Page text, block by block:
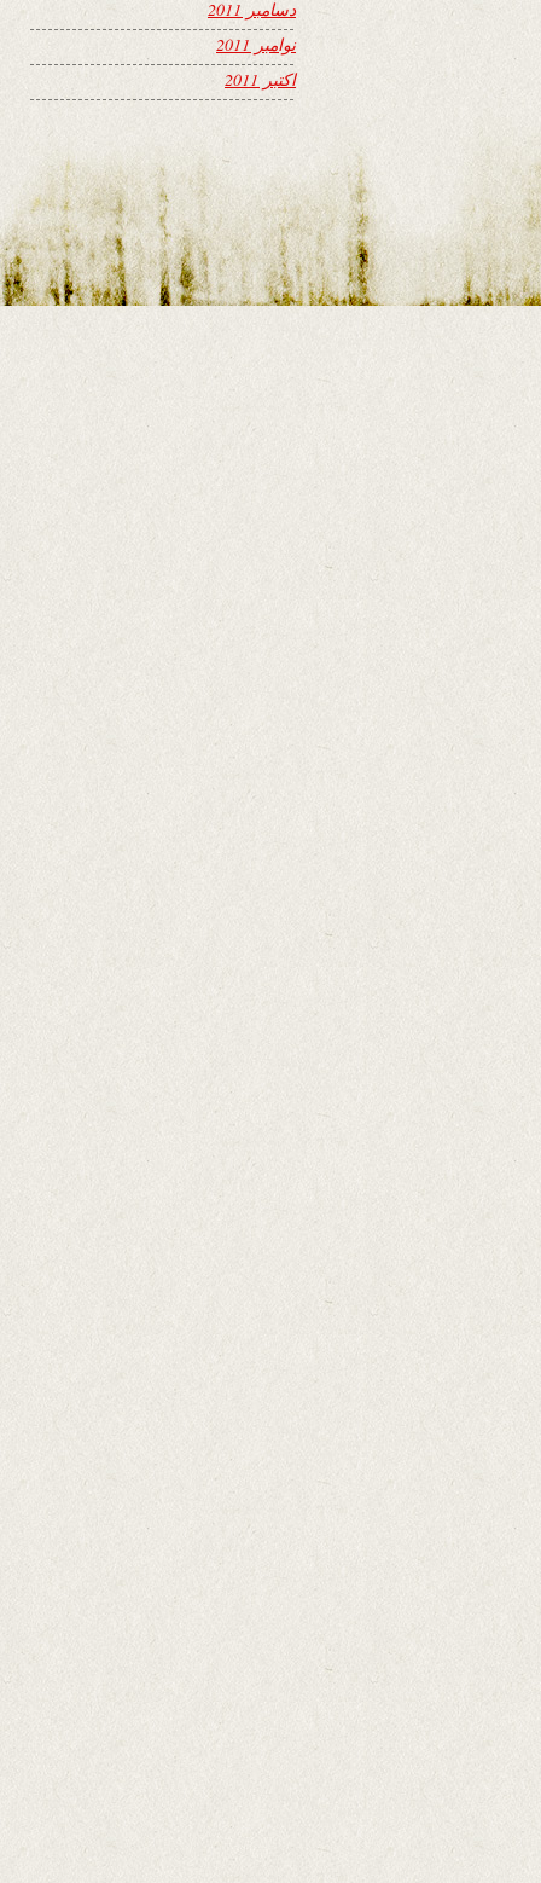
دسامبر 2011
نوامبر 2011
اکتبر 2011